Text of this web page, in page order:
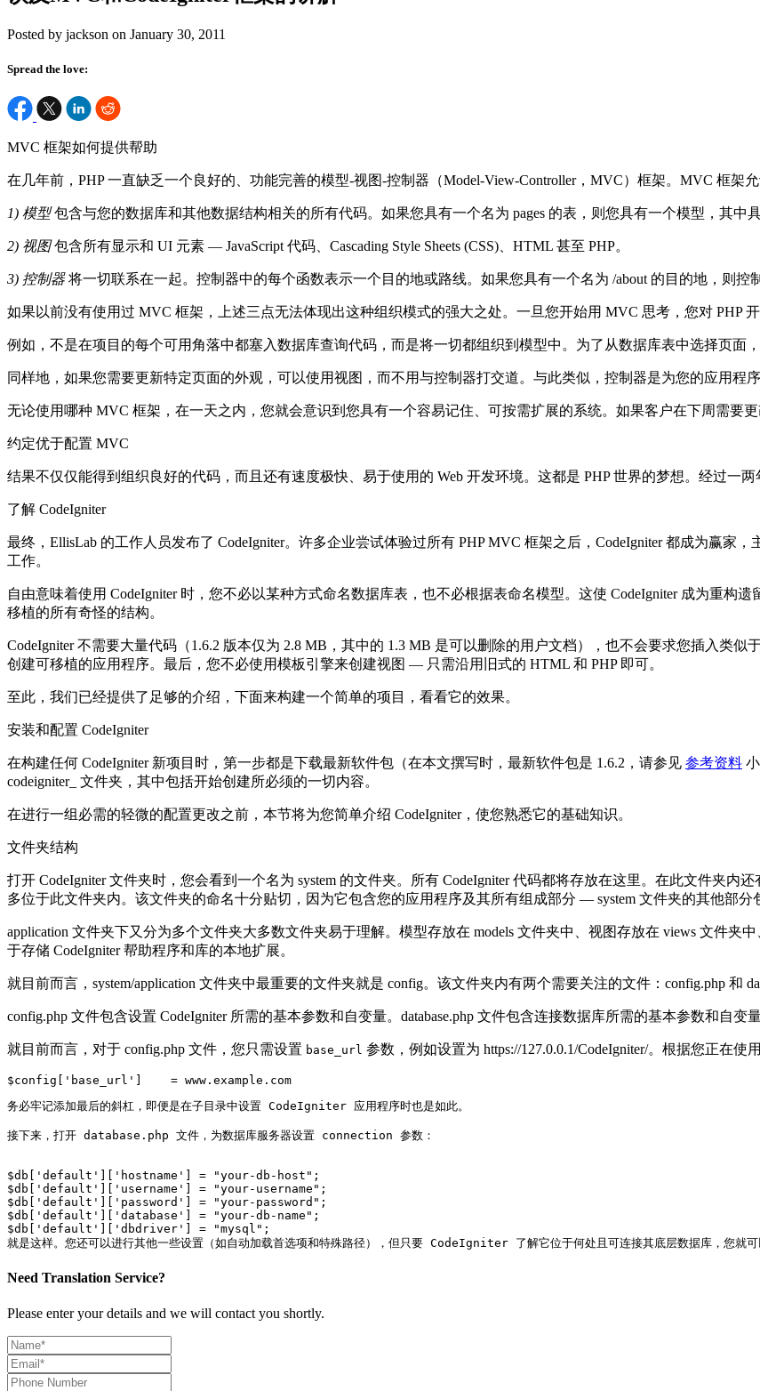
Posted by jackson on January 30, 2011
Spread the love:
MVC 框架如何提供帮助
在几年前，PHP 一直缺乏一个良好的、功能完善的模型-视图-控制器（Model-View-Controller，MVC）框架。MVC 框架
1) 模型包含与您的数据库和其他数据结构相关的所有代码。如果您具有一个名为 pages 的表，则您具有一个模型，其中
2) 视图包含所有显示和 UI 元素 — JavaScript 代码、Cascading Style Sheets (CSS)、HTML 甚至 PHP。
3) 控制器将一切联系在一起。控制器中的每个函数表示一个目的地或路线。如果您具有一个名为 /about 的目的地，则控
如果以前没有使用过 MVC 框架，上述三点无法体现出这种组织模式的强大之处。一旦您开始用 MVC 思考，您对 PHP
例如，不是在项目的每个可用角落中都塞入数据库查询代码，而是将一切都组织到模型中。为了从数据库表中选择页面
同样地，如果您需要更新特定页面的外观，可以使用视图，而不用与控制器打交道。与此类似，控制器是为您的应用程
无论使用哪种 MVC 框架，在一天之内，您就会意识到您具有一个容易记住、可按需扩展的系统。如果客户在下周需要
约定优于配置 MVC
结果不仅仅能得到组织良好的代码，而且还有速度极快、易于使用的 Web 开发环境。这都是 PHP 世界的梦想。经过一两
了解 CodeIgniter
最终，EllisLab 的工作人员发布了 CodeIgniter。许多企业尝试体验过所有 PHP MVC 框架之后，CodeIgniter 都成为赢家
工作。
自由意味着使用 CodeIgniter 时，您不必以某种方式命名数据库表，也不必根据表命名模型。这使 CodeIgniter 成为重构
移植的所有奇怪的结构。
CodeIgniter 不需要大量代码（1.6.2 版本仅为 2.8 MB，其中的 1.3 MB 是可以删除的用户文档），也不会要求您插入类似
创建可移植的应用程序。最后，您不必使用模板引擎来创建视图 — 只需沿用旧式的 HTML 和 PHP 即可。
至此，我们已经提供了足够的介绍，下面来构建一个简单的项目，看看它的效果。
安装和配置 CodeIgniter
在构建任何 CodeIgniter 新项目时，第一步都是下载最新软件包（在本文撰写时，最新软件包是 1.6.2，请参见 参考资料
codeigniter_ 文件夹，其中包括开始创建所必须的一切内容。
在进行一组必需的轻微的配置更改之前，本节将为您简单介绍 CodeIgniter，使您熟悉它的基础知识。
文件夹结构
打开 CodeIgniter 文件夹时，您会看到一个名为 system 的文件夹。所有 CodeIgniter 代码都将存放在这里。在此文件夹内
多位于此文件夹内。该文件夹的命名十分贴切，因为它包含您的应用程序及其所有组成部分 — system 文件夹的其他部分
application 文件夹下又分为多个文件夹大多数文件夹易于理解。模型存放在 models 文件夹中、视图存放在 views 文件夹
于存储 CodeIgniter 帮助程序和库的本地扩展。
就目前而言，system/application 文件夹中最重要的文件夹就是 config。该文件夹内有两个需要关注的文件：config.php 和
config.php 文件包含设置 CodeIgniter 所需的基本参数和自变量。database.php 文件包含连接数据库所需的基本参数和自变量
就目前而言，对于 config.php 文件，您只需设置 base_url 参数，例如设置为 https://127.0.0.1/CodeIgniter/。根据您正在使
$config['base_url']    = www.example.com
务必牢记添加最后的斜杠，即便是在子目录中设置 CodeIgniter 应用程序时也是如此。
接下来，打开 database.php 文件，为数据库服务器设置 connection 参数：
$db['default']['hostname'] = "your-db-host";
$db['default']['username'] = "your-username";
$db['default']['password'] = "your-password";
$db['default']['database'] = "your-db-name";
$db['default']['dbdriver'] = "mysql";
就是这样。您还可以进行其他一些设置（如自动加载首选项和特殊路径），但只要 CodeIgniter 了解它位于何处且可连接其底层数据库，您就可
Need Translation Service?
Please enter your details and we will contact you shortly.